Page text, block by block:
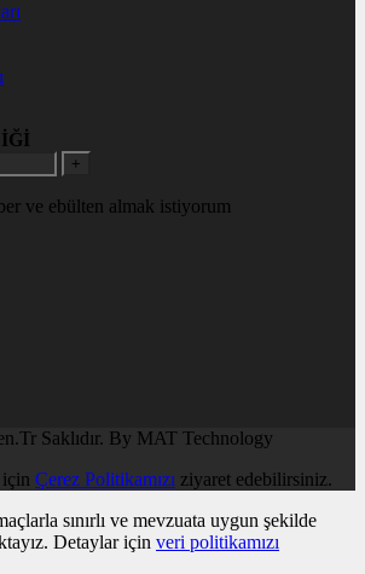
+
ve ebülten almak istiyorum
Saklıdır. By MAT Technology
Çerez Politikamızı ziyaret edebilirsiniz.
sınırlı ve mevzuata uygun şekilde
Detaylar için veri politikamızı